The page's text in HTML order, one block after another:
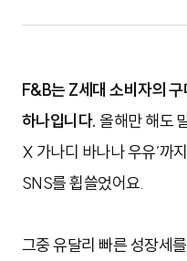
F&B는 Z세대 소비자의
하나입니다.올해만 해도
X 가나디 바나나 우유’까
SNS를 휩쓸었어요.
그중 유달리 빠른 성장세